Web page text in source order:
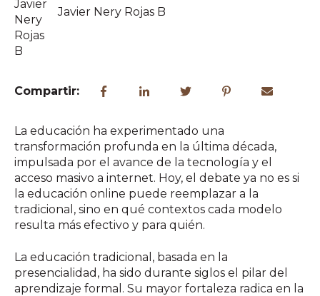
Javier Nery Rojas B
Compartir:
La educación ha experimentado una
transformación profunda en la última década,
impulsada por el avance de la tecnología y el
acceso masivo a internet. Hoy, el debate ya no es si
la educación online puede reemplazar a la
tradicional, sino en qué contextos cada modelo
resulta más efectivo y para quién.
La educación tradicional, basada en la
presencialidad, ha sido durante siglos el pilar del
aprendizaje formal. Su mayor fortaleza radica en la